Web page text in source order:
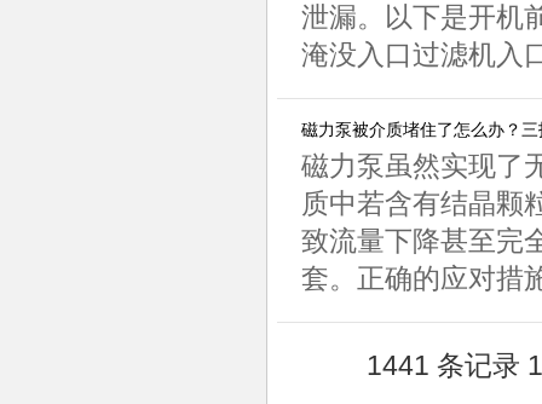
泄漏。以下是开机
淹没入口过滤机入
磁力泵被介质堵住了怎么办？三
磁力泵虽然实现了
质中若含有结晶颗
致流量下降甚至完
套。正确的应对措
1441 条记录